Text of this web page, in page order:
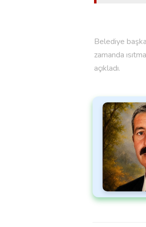
Belediye
zamanda
açıkladı.